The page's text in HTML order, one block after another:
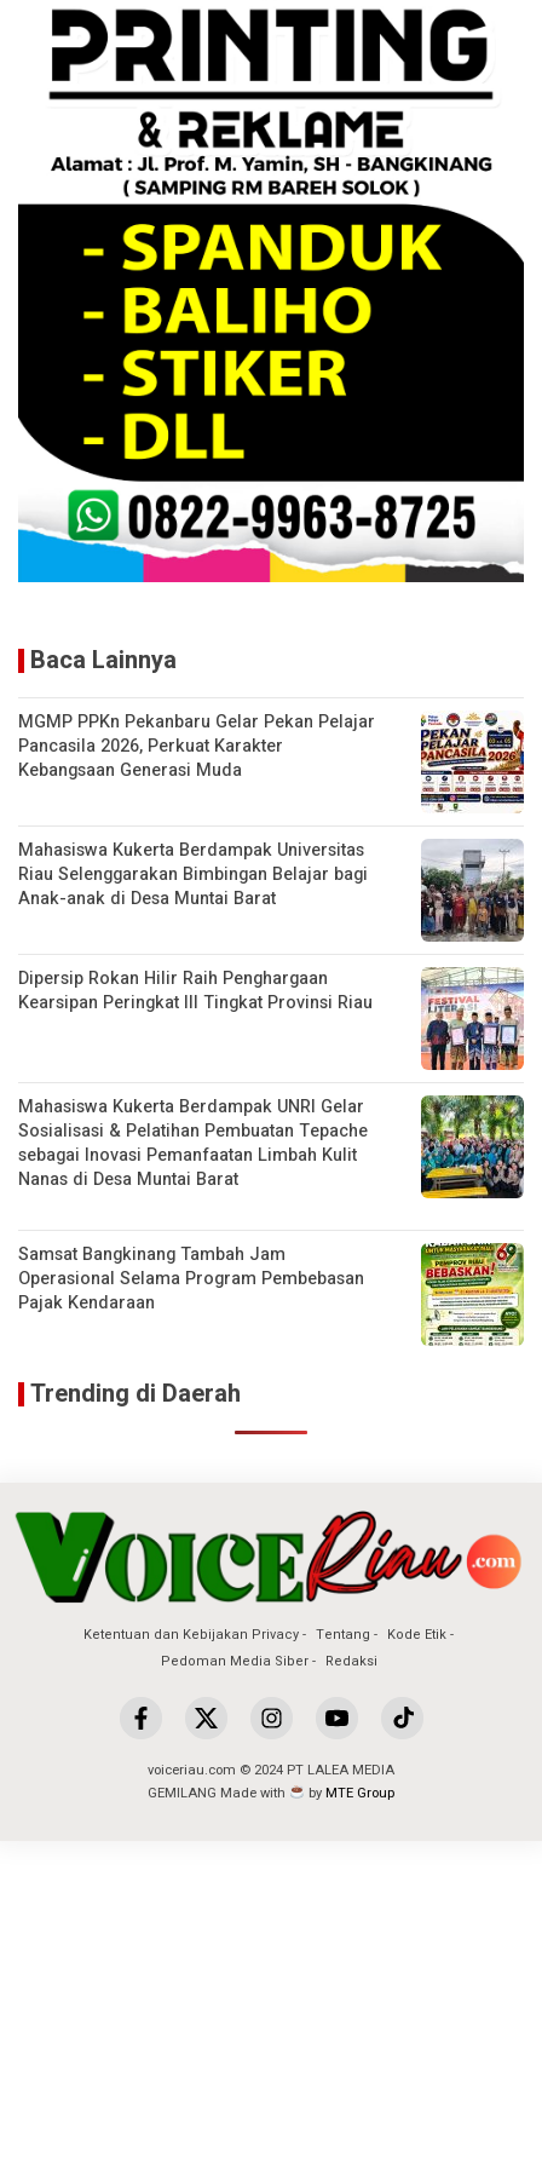
Baca Lainnya
MGMP PPKn Pekanbaru Gelar Pekan Pelajar
Pancasila 2026, Perkuat Karakter
Kebangsaan Generasi Muda
Mahasiswa Kukerta Berdampak Universitas
Riau Selenggarakan Bimbingan Belajar bagi
Anak-anak di Desa Muntai Barat
Dipersip Rokan Hilir Raih Penghargaan
Kearsipan Peringkat III Tingkat Provinsi Riau
Mahasiswa Kukerta Berdampak UNRI Gelar
Sosialisasi & Pelatihan Pembuatan Tepache
sebagai Inovasi Pemanfaatan Limbah Kulit
Nanas di Desa Muntai Barat
Samsat Bangkinang Tambah Jam
Operasional Selama Program Pembebasan
Pajak Kendaraan
Trending di Daerah
Ketentuan dan Kebijakan Privacy Tentang
Kode Etik
Pedoman Media Siber
Redaksi
voiceriau.com © 2024 PT LALEA MEDIA
GEMILANG Made with
by MTE Group